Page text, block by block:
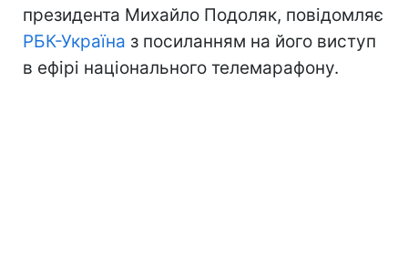
президента Михайло Подоляк, повідомляє
РБК-Україна з посиланням на його виступ
в ефірі національного телемарафону.